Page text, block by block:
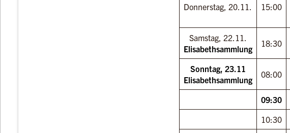
Donnerstag, 20.11. 15:00
Samstag, 22.11.
Elisabethsammlung
18:30
Sonntag, 23.11
Elisabethsammlung
08:00
09:30
10:30